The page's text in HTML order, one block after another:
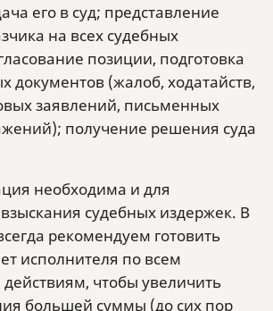
его в суд; представление
на всех судебных
позиции, подготовка
документов (жалоб, ходатайств,
заявлений, письменных
получение решения суда
необходима и для
судебных издержек. В
рекомендуем готовить
исполнителя по всем
чтобы увеличить
большей суммы (до сих пор